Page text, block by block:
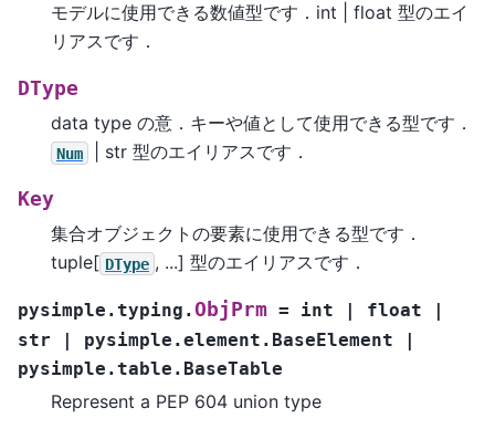
モデルに使用できる数値型です．int | float 型のエイ
リアスです．
DType
data type の意．キーや値として使用できる型です．
Num | str 型のエイリアスです．
Key
集合オブジェクトの要素に使用できる型です．
tuple[ DType , ...] 型のエイリアスです．
pysimple.typing.ObjPrm = int float
str
pysimple.element.BaseElement
pysimple.table.BaseTable
Represent a PEP 604 union type